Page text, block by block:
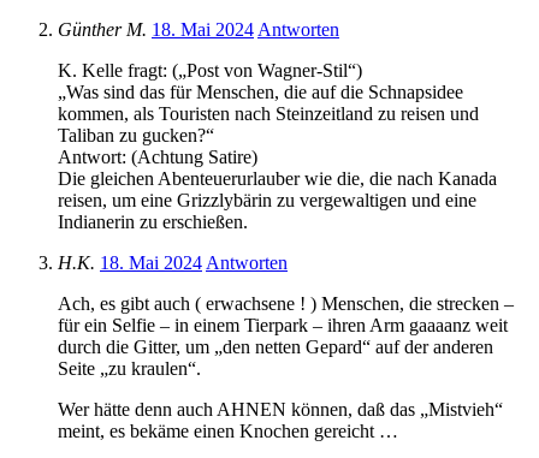
Günther M. 18. Mai 2024 Antworten
K. Kelle fragt: („Post von Wagner-Stil“)
„Was sind das für Menschen, die auf die Schnapsidee
kommen, als Touristen nach Steinzeitland zu reisen und
Taliban zu gucken?“
Antwort: (Achtung Satire)
Die gleichen Abenteuerurlauber wie die, die nach Kanada
reisen, um eine Grizzlybärin zu vergewaltigen und eine
Indianerin zu erschießen.
H.K. 18. Mai 2024 Antworten
Ach, es gibt auch ( erwachsene ! ) Menschen, die strecken –
für ein Selfie – in einem Tierpark – ihren Arm gaaaanz weit
durch die Gitter, um „den netten Gepard“ auf der anderen
Seite „zu kraulen“.
Wer hätte denn auch AHNEN können, daß das „Mistvieh“
meint, es bekäme einen Knochen gereicht …